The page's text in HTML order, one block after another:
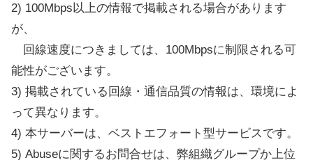
2) 100Mbps以上の情報で掲載される場合があります
が、
回線速度につきましては、100Mbpsに制限される可
能性がございます。
3) 掲載されている回線・通信品質の情報は、環境によ
って異なります。
4) 本サーバーは、ベストエフォート型サービスです。
5) Abuseに関するお問合せは、弊組織グループか上位